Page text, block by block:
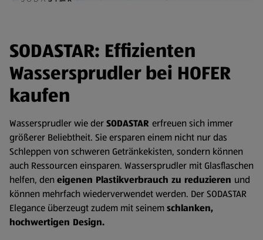
SODASTAR: Effizienten
Wassersprudler bei HOFER
kaufen
Wassersprudler wie derSODASTAR erfreuen sich immer
größerer Beliebtheit. Sie ersparen einem nicht nur das
Schleppen von schweren Getränkekisten, sondern können
auch Ressourcen einsparen. Wassersprudler mit Glasflaschen
helfen, den eigenen Plastikverbrauch zu reduzieren und
können mehrfach wiederverwendet werden. Der SODASTAR
Elegance überzeugt zudem mit seinemschlanken,
hochwertigen Design.